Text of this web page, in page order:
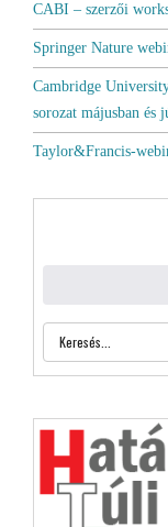
CABI – szerzői
Springer Nature
Cambridge
sorozat májusban és
Taylor&Francis-